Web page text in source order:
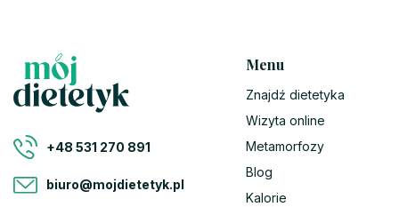
+48 531 270 891
biuro@mojdietetyk.pl
Menu
Znajdź dietetyka
Wizyta online
Metamorfozy
Blog
Kalorie